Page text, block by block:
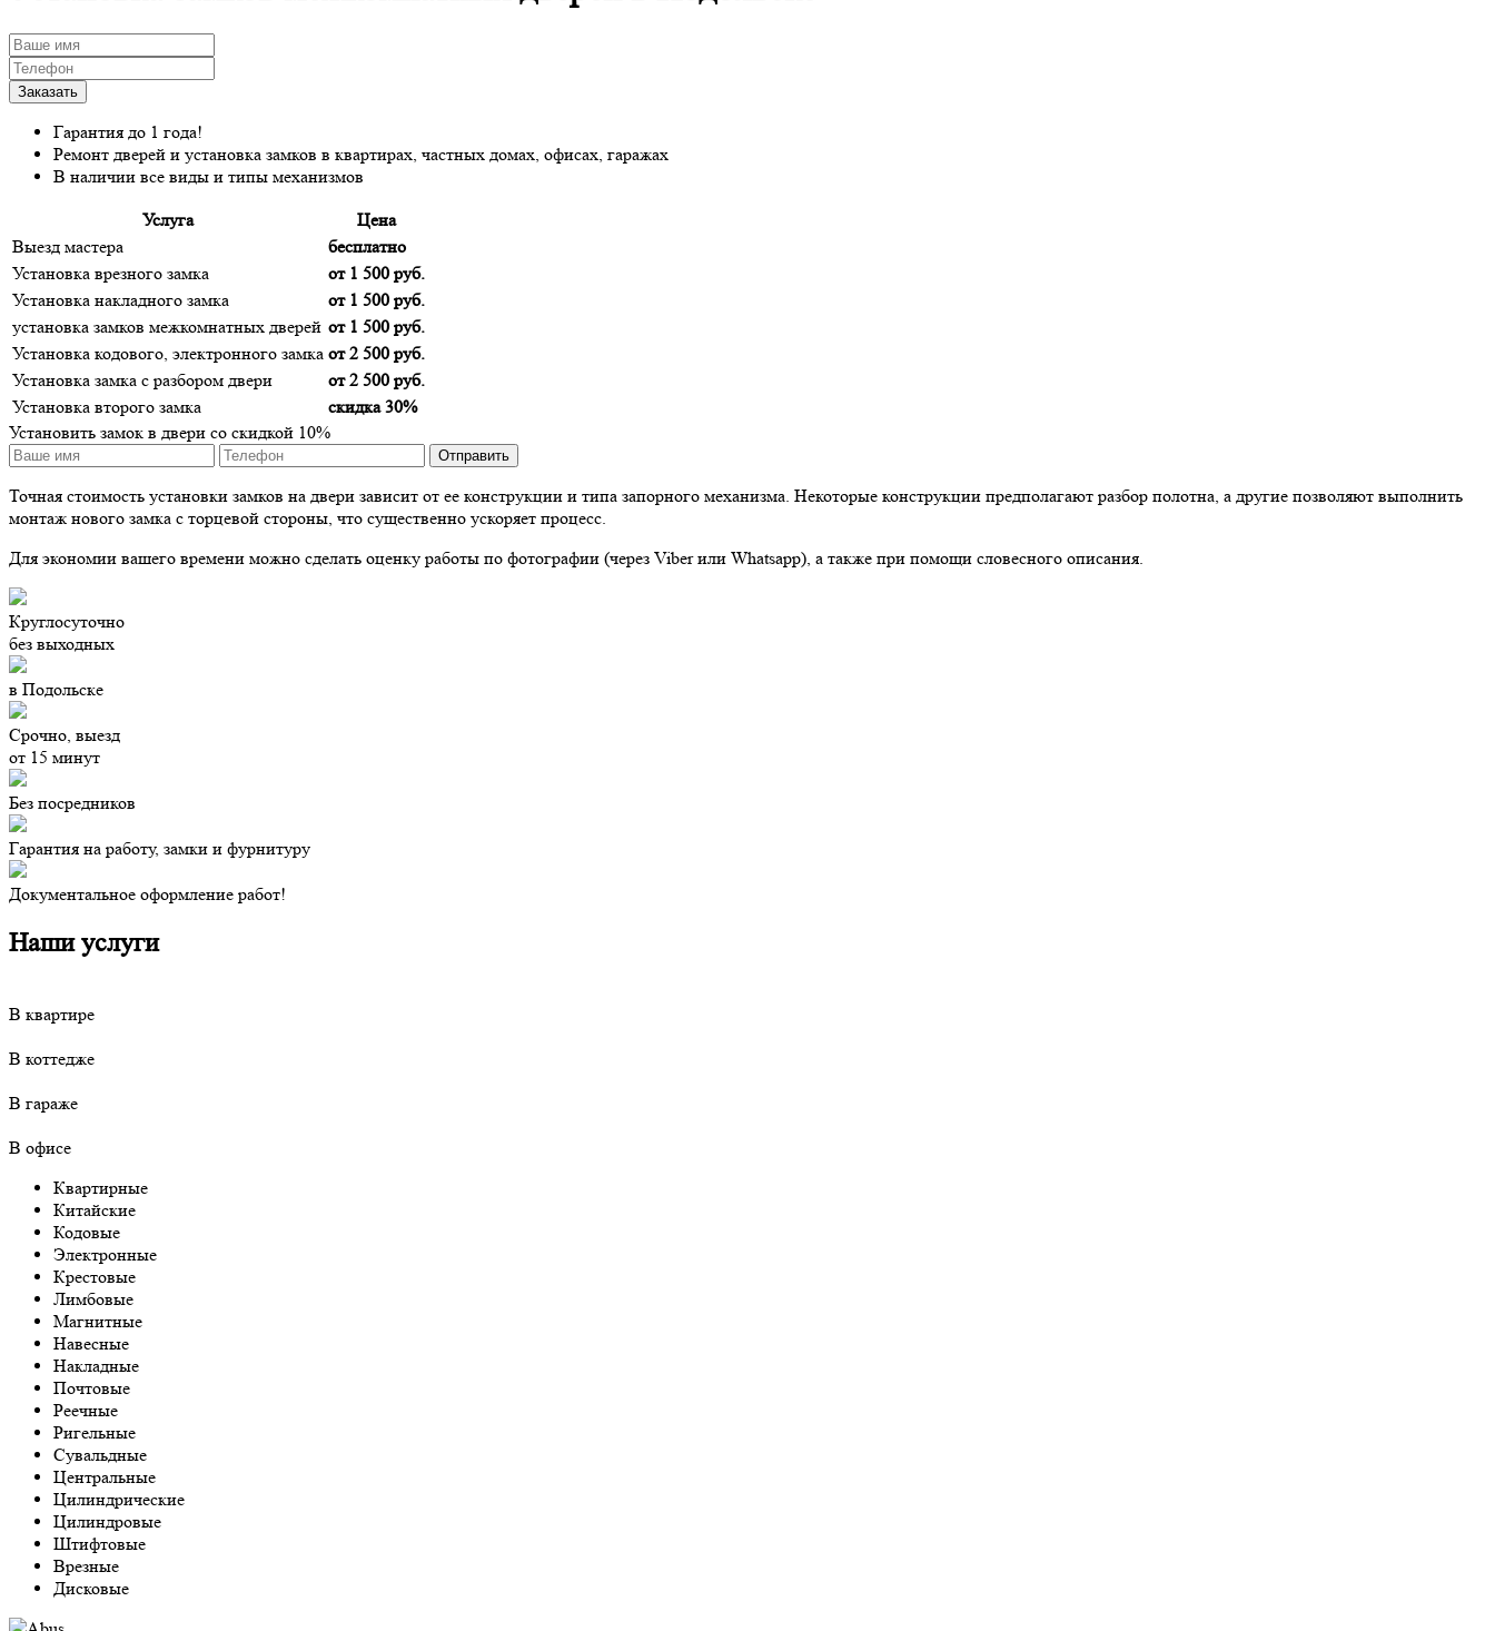
Гарантия до 1 года!
Ремонт дверей и установка замков в квартирах, частных домах, офисах, гаражах
В наличии все виды и типы механизмов
Услуга
Цена
Выезд мастера
бесплатно
Установка врезного замка
от 1 500 руб.
Установка накладного замка
от 1 500 руб.
установка замков межкомнатных дверей от 1 500 руб.
Установка кодового, электронного замка от 2 500 руб.
Установка замка с разбором двери
от 2 500 руб.
Установка второго замка
скидка 30%
Установить замок в двери со скидкой 10%
Точная стоимость установки замков на двери зависит от ее конструкции и типа запорного механизма. Некоторые конструкции предполагают разбор полотна, а другие позволяют выполнить
монтаж нового замка с торцевой стороны, что существенно ускоряет процесс.
Для экономии вашего времени можно сделать оценку работы по фотографии (через Viber или Whatsapp), а также при помощи словесного описания.
Круглосуточно
без выходных
в Подольске
Срочно, выезд
от 15 минут
Без посредников
Гарантия на работу, замки и фурнитуру
Документальное оформление работ!
Наши услуги
В квартире
В коттедже
В гараже
В офисе
Квартирные
Китайские
Кодовые
Электронные
Крестовые
Лимбовые
Магнитные
Навесные
Накладные
Почтовые
Реечные
Ригельные
Сувальдные
Центральные
Цилиндрические
Цилиндровые
Штифтовые
Врезные
Дисковые